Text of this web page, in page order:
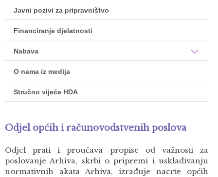
Javni pozivi za pripravništvo
Financiranje djelatnosti
Nabava
O nama iz medija
Stručno vijeće HDA
Odjel općih i računovodstvenih poslova
Odjel prati i proučava propise od važnosti za
poslovanje Arhiva, skrbi o pripremi i usklađivanju
normativnih akata Arhiva, izrađuje nacrte općih